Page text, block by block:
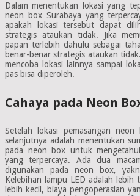
Dalam menentukan lokasi yang
neon box Surabaya yang
apakah lokasi tersebut dapat
strategis ataukan tidak. Jika
papan terlebih dahulu sebagai
benar-benar strategis ataukan
mencoba lokasi lainnya sampai
pas bisa diperoleh.
Cahaya pada Neon
Setelah lokasi pemasangan
selanjutnya adalah menentukan
pada neon box untuk
yang terpercaya. Ada dua
digunakan pada neon box,
Kelebihan lampu LED adalah
lebih kecil, biaya pengoperasian